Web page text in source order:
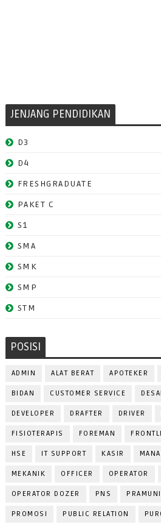
JENJANG PENDIDIKAN
D3
D4
FRESHGRADUATE
PAKET C
S1
SMA
SMK
SMP
STM
POSISI
ADMIN ALAT BERAT APOTEKER
BIDAN CUSTOMER SERVICE
DEVELOPER DRAFTER DRIVER
FISIOTERAPIS FOREMAN
HSE IT SUPPORT KASIR
MEKANIK OFFICER OPERATOR
OPERATOR DOZER PNS
PROMOSI PUBLIC RELATION